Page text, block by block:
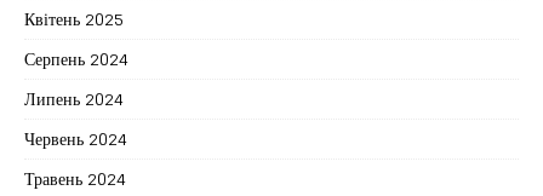
Квітень 2025
Серпень 2024
Липень 2024
Червень 2024
Травень 2024